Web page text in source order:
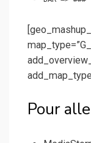
Pour